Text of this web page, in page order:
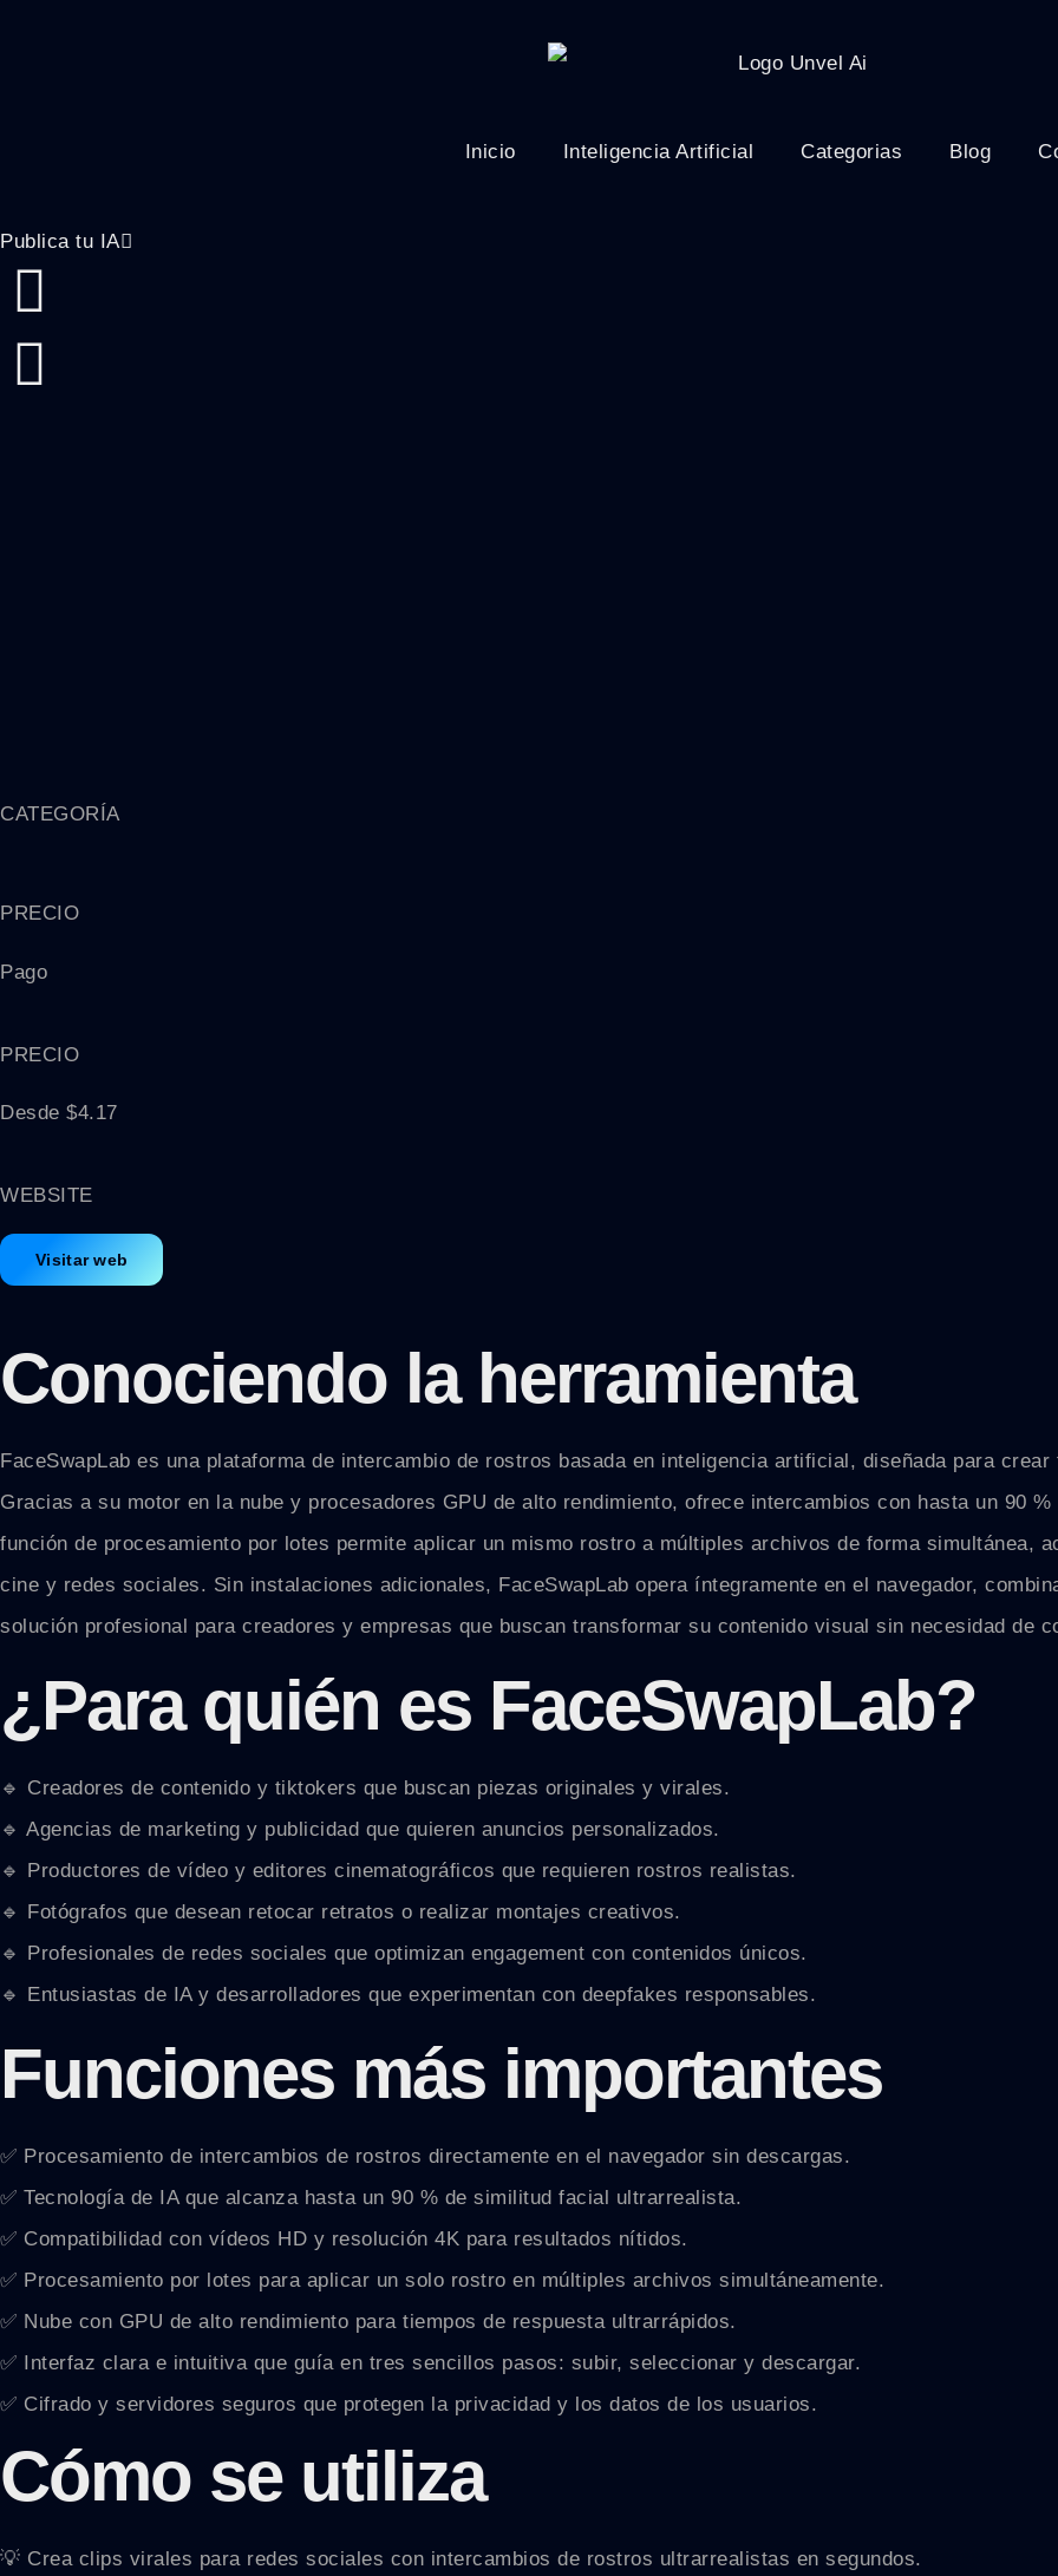
Inicio Inteligencia Artificial Categorias Blog
Publica tu IA
CATEGORÍA
PRECIO
Pago
PRECIO
Desde $4.17
WEBSITE
Visitar web
Conociendo la herramienta
FaceSwapLab es una plataforma de intercambio de rostros basada en inteligencia artificial, diseñada para
Gracias a su motor en la nube y procesadores GPU de alto rendimiento, ofrece intercambios con hasta un 90
función de procesamiento por lotes permite aplicar un mismo rostro a múltiples archivos de forma simultánea,
cine y redes sociales. Sin instalaciones adicionales, FaceSwapLab opera íntegramente en el navegador,
solución profesional para creadores y empresas que buscan transformar su contenido visual sin necesidad de
¿Para quién es FaceSwapLab?
🔹 Creadores de contenido y tiktokers que buscan piezas originales y virales.
🔹 Agencias de marketing y publicidad que quieren anuncios personalizados.
🔹 Productores de vídeo y editores cinematográficos que requieren rostros realistas.
🔹 Fotógrafos que desean retocar retratos o realizar montajes creativos.
🔹 Profesionales de redes sociales que optimizan engagement con contenidos únicos.
🔹 Entusiastas de IA y desarrolladores que experimentan con deepfakes responsables.
Funciones más importantes
✅ Procesamiento de intercambios de rostros directamente en el navegador sin descargas.
✅ Tecnología de IA que alcanza hasta un 90 % de similitud facial ultrarrealista.
✅ Compatibilidad con vídeos HD y resolución 4K para resultados nítidos.
✅ Procesamiento por lotes para aplicar un solo rostro en múltiples archivos simultáneamente.
✅ Nube con GPU de alto rendimiento para tiempos de respuesta ultrarrápidos.
✅ Interfaz clara e intuitiva que guía en tres sencillos pasos: subir, seleccionar y descargar.
✅ Cifrado y servidores seguros que protegen la privacidad y los datos de los usuarios.
Cómo se utiliza
💡 Crea clips virales para redes sociales con intercambios de rostros ultrarrealistas en segundos.